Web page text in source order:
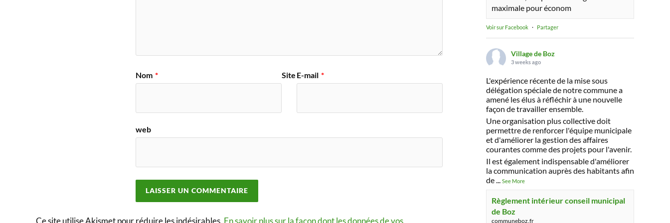
Nom * E-mail *
Site
web
Ce site utilise Akismet pour réduire les indésirables. En savoir plus sur la façon dont les données de vos
maximale pour économ
Voir sur Facebook · Partager
Village de Boz
3 weeks ago
L'expérience récente de la mise sous
délégation spéciale de notre commune a
amené les élus à réfléchir à une nouvelle
façon de travailler ensemble.
Une organisation plus collective doit
permettre de renforcer l'équipe municipale
et d'améliorer la gestion des affaires
courantes comme des projets pour l'avenir.
Il est également indispensable d'améliorer
la communication auprès des habitants afin
de... See More
Règlement intérieur conseil municipal
de Boz
communeboz.fr